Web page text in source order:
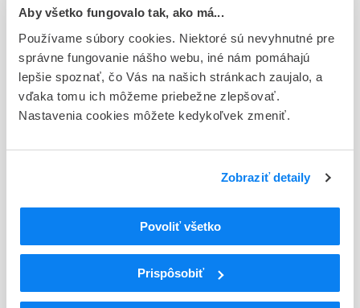
Aby všetko fungovalo tak, ako má...
Používame súbory cookies. Niektoré sú nevyhnutné pre
správne fungovanie nášho webu, iné nám pomáhajú
lepšie spoznať, čo Vás na našich stránkach zaujalo, a
vďaka tomu ich môžeme priebežne zlepšovať.
Nastavenia cookies môžete kedykoľvek zmeniť.
Zobraziť detaily
Povoliť všetko
Prispôsobiť
tbl flm 10x15 mg (blis. OPA/Al/PVC/Al)
Stav
R - Aktuálna registrácia
Decentralizovaná
TEVA Pharmaceuticals Slovakia s.r.o., Slovensko
Indikačná skupina
ATC